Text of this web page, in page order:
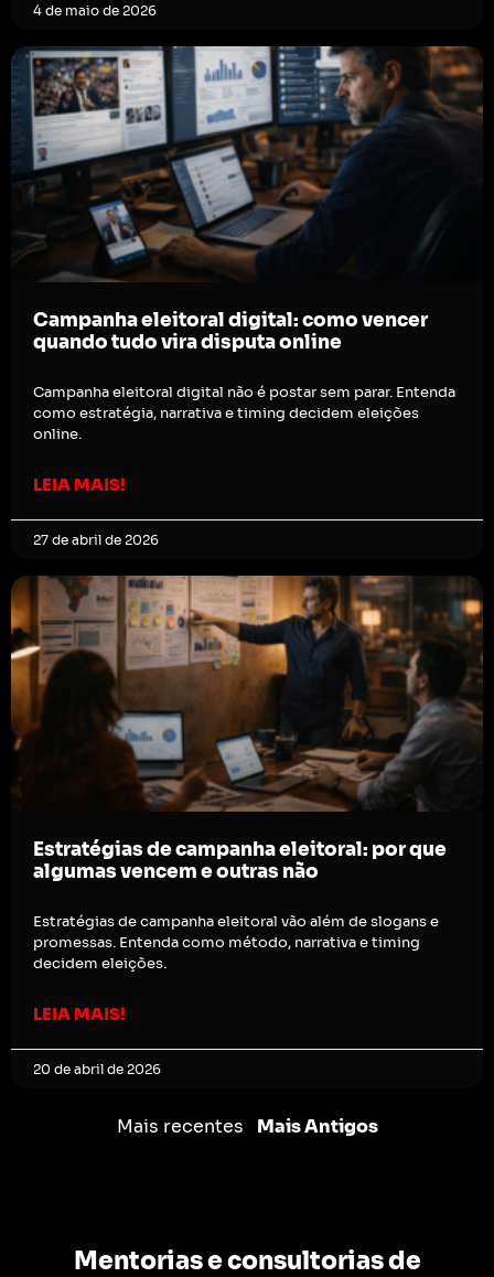
4 de maio de 2026
Campanha eleitoral digital: como vencer
quando tudo vira disputa online
Campanha eleitoral digital não é postar sem parar. Entenda
como estratégia, narrativa e timing decidem eleições
online.
LEIA MAIS!
27 de abril de 2026
Estratégias de campanha eleitoral: por que
algumas vencem e outras não
Estratégias de campanha eleitoral vão além de slogans e
promessas. Entenda como método, narrativa e timing
decidem eleições.
LEIA MAIS!
20 de abril de 2026
Mais recentes Mais Antigos
Mentorias e consultorias de